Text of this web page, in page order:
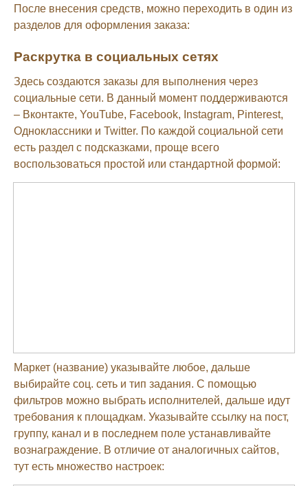
После внесения средств, можно переходить в один из
разделов для оформления заказа:
Раскрутка в социальных сетях
Здесь создаются заказы для выполнения через
социальные сети. В данный момент поддерживаются
– Вконтакте, YouTube, Facebook, Instagram, Pinterest,
Одноклассники и Twitter. По каждой социальной сети
есть раздел с подсказками, проще всего
воспользоваться простой или стандартной формой:
Маркет (название) указывайте любое, дальше
выбирайте соц. сеть и тип задания. С помощью
фильтров можно выбрать исполнителей, дальше идут
требования к площадкам. Указывайте ссылку на пост,
группу, канал и в последнем поле устанавливайте
вознаграждение. В отличие от аналогичных сайтов,
тут есть множество настроек: